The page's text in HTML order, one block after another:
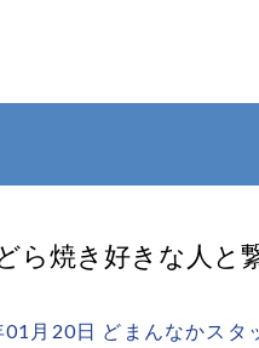
ら焼き好きな人と
月20日 どまんなかスタ